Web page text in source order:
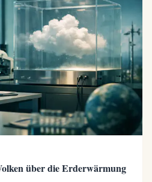
über die Erderwärmung